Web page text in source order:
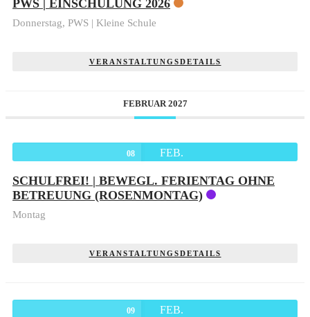
PWS | EINSCHULUNG 2026
Donnerstag, PWS | Kleine Schule
VERANSTALTUNGSDETAILS
FEBRUAR 2027
08 FEB.
SCHULFREI! | BEWEGL. FERIENTAG OHNE
BETREUUNG (ROSENMONTAG)
Montag
VERANSTALTUNGSDETAILS
09 FEB.